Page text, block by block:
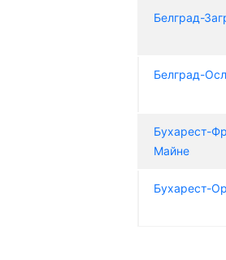
Белград-
Белград-
Бухарест-
Майне
Бухарест-